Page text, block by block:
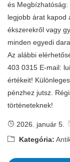
és Megbízhatóság:
legjobb árat kapod
ékszerekről vagy
minden egyedi
Az alábbi
403 0315 E-mail:
értékeit!
pénzhez jutsz.
történeteknek!
2026. január 5.
Kategória: